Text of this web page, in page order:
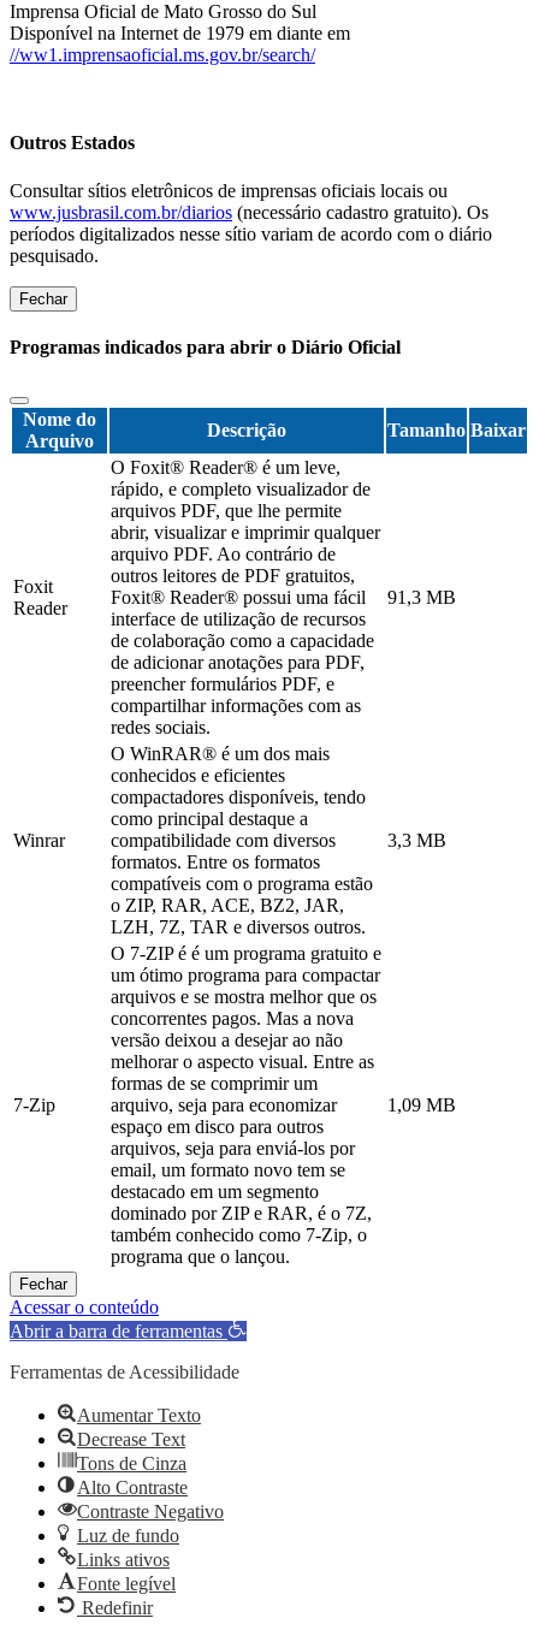
Imprensa Oficial de Mato Grosso do Sul
Disponível na Internet de 1979 em diante em
//ww1.imprensaoficial.ms.gov.br/search/
Outros Estados
Consultar sítios eletrônicos de imprensas oficiais locais ou
www.jusbrasil.com.br/diarios (necessário cadastro gratuito). Os
períodos digitalizados nesse sítio variam de acordo com o diário
pesquisado.
Fechar
Programas indicados para abrir o Diário Oficial
Nome do
Arquivo
Descrição Tamanho Baixar
Foxit
Reader
O Foxit® Reader® é um leve,
rápido, e completo visualizador de
arquivos PDF, que lhe permite
abrir, visualizar e imprimir qualquer
arquivo PDF. Ao contrário de
outros leitores de PDF gratuitos,
Foxit® Reader® possui uma fácil
interface de utilização de recursos
de colaboração como a capacidade
de adicionar anotações para PDF,
preencher formulários PDF, e
compartilhar informações com as
redes sociais.
91,3 MB
Winrar
O WinRAR® é um dos mais
conhecidos e eficientes
compactadores disponíveis, tendo
como principal destaque a
compatibilidade com diversos
formatos. Entre os formatos
compatíveis com o programa estão
o ZIP, RAR, ACE, BZ2, JAR,
LZH, 7Z, TAR e diversos outros.
3,3 MB
7-Zip
O 7-ZIP é é um programa gratuito e
um ótimo programa para compactar
arquivos e se mostra melhor que os
concorrentes pagos. Mas a nova
versão deixou a desejar ao não
melhorar o aspecto visual. Entre as
formas de se comprimir um
arquivo, seja para economizar
espaço em disco para outros
arquivos, seja para enviá-los por
email, um formato novo tem se
destacado em um segmento
dominado por ZIP e RAR, é o 7Z,
também conhecido como 7-Zip, o
programa que o lançou.
1,09 MB
Fechar
Acessar o conteúdo
Abrir a barra de ferramentas
Ferramentas de Acessibilidade
Aumentar Texto
Decrease Text
Tons de Cinza
Alto Contraste
Contraste Negativo
Luz de fundo
Links ativos
Fonte legível
Redefinir